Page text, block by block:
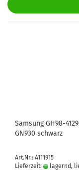
Sam­sung GH98-​
GN930 schwarz
Art.Nr.: A111915
Lieferzeit:
lagernd,